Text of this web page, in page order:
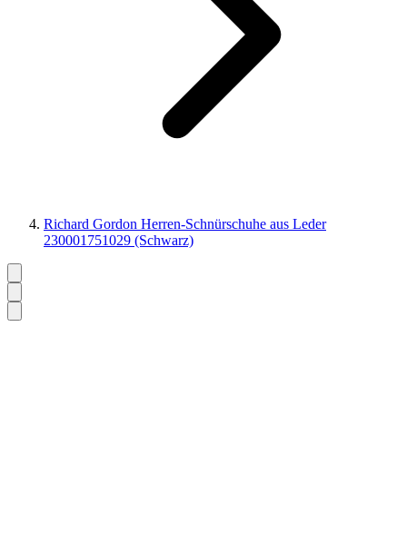
Richard Gordon Herren-Schnürschuhe aus Leder
230001751029 (Schwarz)